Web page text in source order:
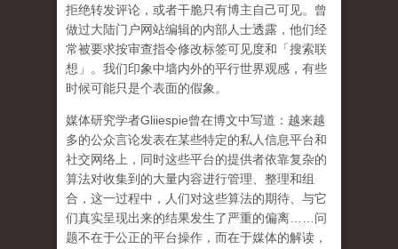
拒绝转发评论，或者干脆只有博主自己可见。曾
做过大陆门户网站编辑的内部人士透露，他们经
常被要求按审查指令修改标签可见度和「搜索联
想」。 我们印象中墙内外的平行世界观感，有些
时候可能只是个表面的假象。
媒体研究学者Gliiespie曾在博文中写道：越来越
多的公众言论发表在某些特定的私人信息平台和
社交网络上，同时这些平台的提供者依靠复杂的
算法对收集到的大量内容进行管理、整理和组
合，这一过程中，人们对这些算法的期待、与它
们真实呈现出来的结果发生了严重的偏离
问
题不在于公正的平台操作，而在于媒体的解读，